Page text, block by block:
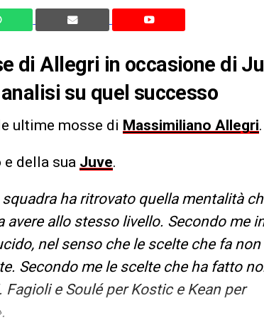
di Allegri in occasione di
su quel successo
ultime mosse di Massimiliano Allegri.
della sua Juve.
ha ritrovato quella mentalità
avere allo stesso livello. Secondo me
nel senso che le scelte che fa non
Secondo me le scelte che ha fatto
e Soulé per Kostic e Kean per